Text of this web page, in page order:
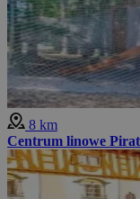
8 km
Centrum linowe